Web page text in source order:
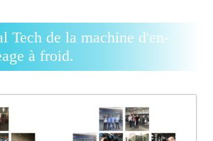
Tech de la machine d'en-
à froid.